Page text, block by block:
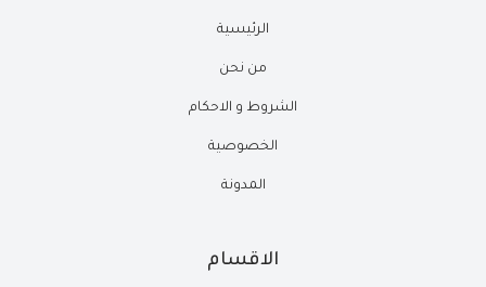
الرئيسية
من نحن
الشروط و الاحكام
الخصوصية
المدونة
الاقسام